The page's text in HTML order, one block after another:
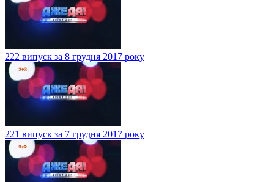
222 випуск за 8 грудня 2017 року
221 випуск за 7 грудня 2017 року